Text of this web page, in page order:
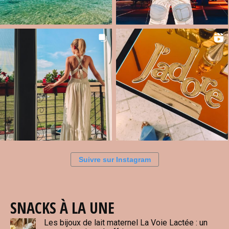
Suivre sur Instagram
SNACKS À LA UNE
Les bijoux de lait maternel La Voie Lactée : un